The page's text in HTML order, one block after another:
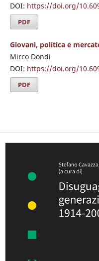
DOI: https://doi.org/
PDF
Giovani, politica e
Mirco Dondi
DOI: https://doi.org/
PDF